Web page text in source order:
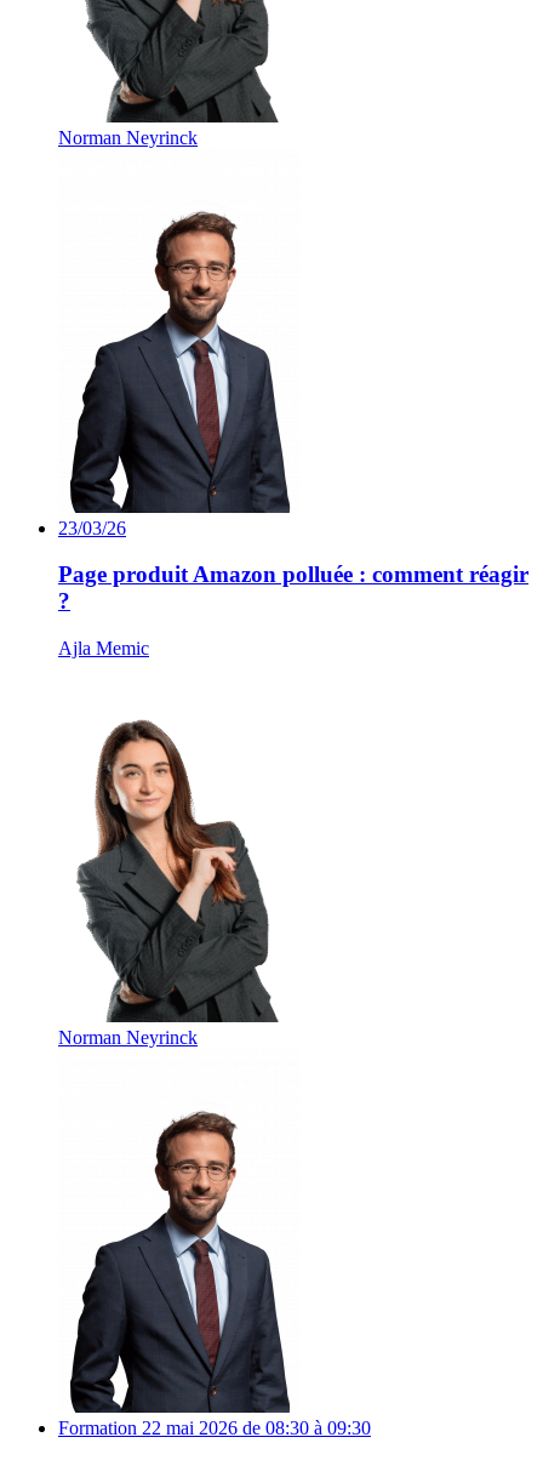
Norman Neyrinck
23/03/26
Page produit Amazon polluée : comment réagir
?
Ajla Memic
Norman Neyrinck
Formation 22 mai 2026 de 08:30 à 09:30